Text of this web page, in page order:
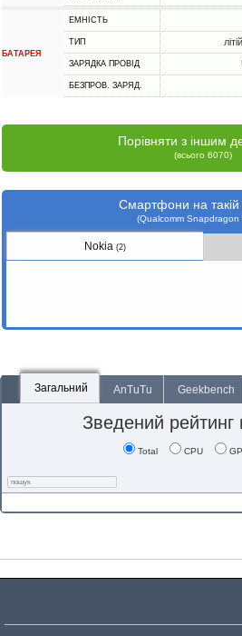
БАТАРЕЯ
ЕМНІСТЬ
ТИП
ЗАРЯДКА ПРОВІД
БЕЗПРОВ. ЗАРЯД.
Порівняти з іншим
(всього 6070)
Смартфони на
(Qualcomm Snapdragon
Nokia (2)
Загальний AnTuTu Geekbench
Зведений рейтинг
Total CPU